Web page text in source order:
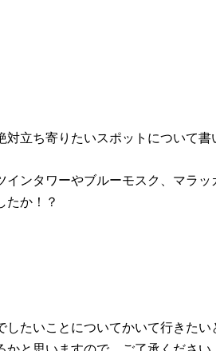
立ち寄りたいスポットについて書
インタワーやブルーモスク、マラ
たか！？
したいことについてかいて行きた